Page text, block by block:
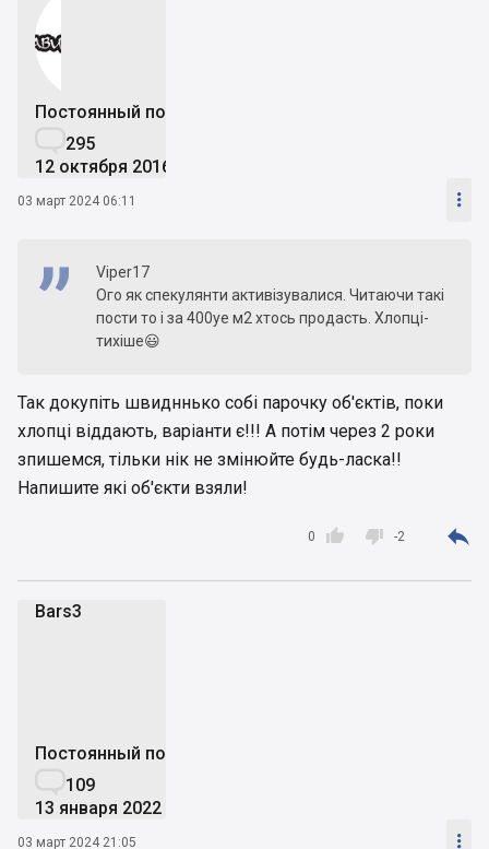
Постоянный пользователь
295
12 октября 2016
03 март 2024 06:11 
Viper17
Ого як спекулянти активізувалися. Читаючи такі
пости то і за 400уе м2 хтось продасть. Хлопці-
тихіше😃
Так докупіть швидннько собі парочку об'єктів, поки
хлопці віддають, варіанти є!!! А потім через 2 роки
зпишемся, тільки нік не змінюйте будь-ласка!!
Напишите які об'єкти взяли!

0  -2 
Bars3
Постоянный пользователь
109
13 января 2022
03 март 2024 21:05 